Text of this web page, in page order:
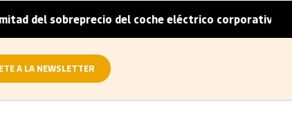
del sobreprecio del coche eléctrico corporativo |
A LA NEWSLETTER